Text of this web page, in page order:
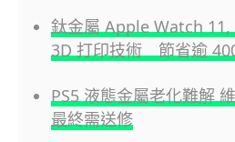
鈦金屬 Apple Watch
3D 打印技術 節省逾
PS5 液態金屬老化難解
最終需送修